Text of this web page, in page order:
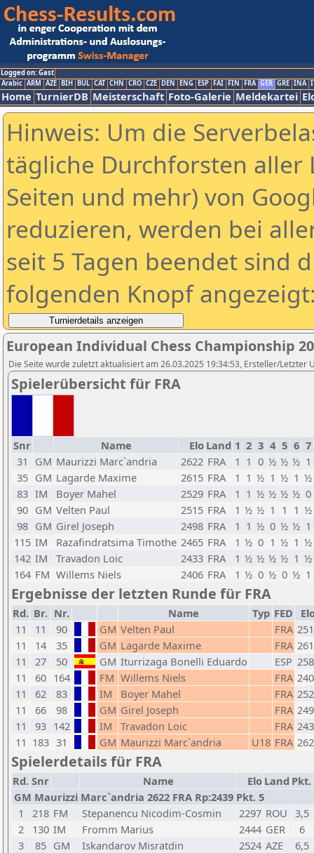
Logged on: Gast
Arabic ARM AZE BIH BUL CAT CHN CRO CZE DEN ENG ESP FAI FIN FRA GER GRE INA
Home TurnierDB Meisterschaft Foto-Galerie Meldekartei
Hinweis: Um die
tägliche Durchforsten aller
Seiten und mehr) von
reduzieren, werden bei
seit 5 Tagen beendet sind
folgenden Knopf
European Individual Chess Championship
Die Seite wurde zuletzt aktualisiert am 26.03.2025 19:34:53, Ersteller/Letzter
Spielerübersicht für FRA
Snr Name Elo Land 1 2 3 4 5 6 7
31
GM Maurizzi Marc`andria 2622 FRA 1 1 0 ½ ½ ½ 1
35 GM Lagarde Maxime 2615 FRA 1 1 ½ 1 ½ 1 ½
83 IM Boyer Mahel 2529 FRA 1 1 ½ ½ ½ ½ 0
90 GM Velten Paul 2515 FRA 1 ½ ½ 1 1 1 ½
98 GM Girel Joseph 2498 FRA 1 1 ½ 0 ½ ½ 1
115 IM Razafindratsima Timothe 2465 FRA 1 ½ 0 1 ½ 1 ½
142 IM Travadon Loic 2433 FRA 1 ½ ½ ½ ½ 1 ½
164 FM Willems Niels 2406 FRA 1 ½ 0 ½ 0 ½ 1
Ergebnisse der letzten Runde für FRA
Rd. Br. Nr. Name Typ FED
11
11 90 GM Velten Paul FRA
11
14 35 GM Lagarde Maxime FRA
11
27 50 GM Iturrizaga Bonelli Eduardo ESP
11
60 164 FM Willems Niels FRA
11
62 83 IM Boyer Mahel FRA
11
66 98 GM Girel Joseph FRA
11
93 142 IM Travadon Loic FRA
11 183 31 GM Maurizzi Marc`andria U18 FRA
Spielerdetails für FRA
Rd. Snr Name Elo Land Pkt.
GM Maurizzi Marc`andria 2622 FRA Rp:2439 Pkt. 5
1
218 FM Stepanencu Nicodim-Cosmin 2297 ROU 3,5
2
130 IM Fromm Marius 2444 GER
6
3
85 GM Iskandarov Misratdin 2524 AZE
6,5